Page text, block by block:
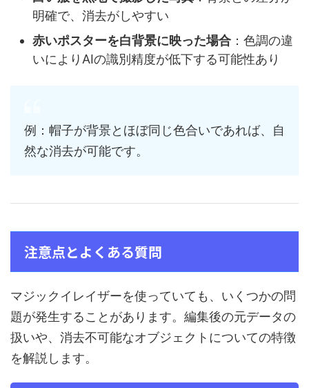
明確で、消去がしやすい
赤いポスターを白背景に映った場合 ：色調の違
いによりAIの識別精度が低下する可能性あり
例：帽子が背景とほぼ同じ色合いであれば、自
然な消去が可能です。
注意点とよくある質問
マジックイレイザーを使っていても、いくつかの問
題が発生することがあります。編集後の元データの
扱いや、消去不可能なオブジェクトについての特徴
を解説します。